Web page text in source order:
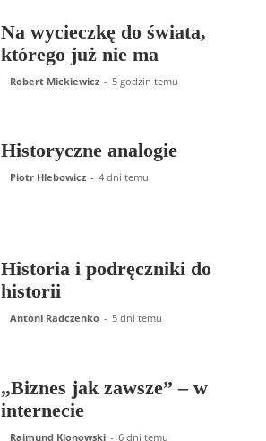
Na wycieczkę do świata,
którego już nie ma
Robert Mickiewicz - 5 godzin temu
Historyczne analogie
Piotr Hlebowicz - 4 dni temu
Historia i podręczniki do
historii
Antoni Radczenko - 5 dni temu
„Biznes jak zawsze” – w
internecie
Rajmund Klonowski - 6 dni temu